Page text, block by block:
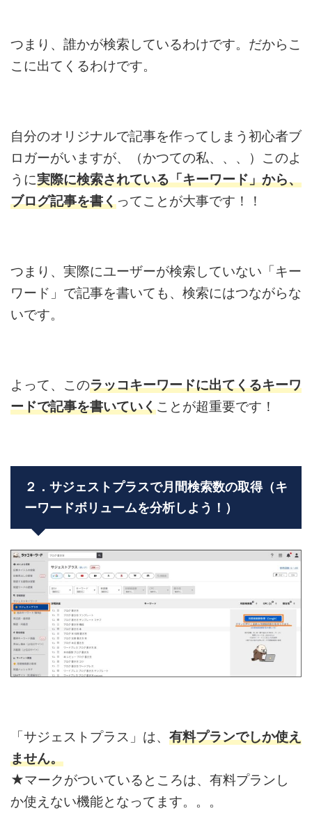
つまり、誰かが検索しているわけです。だからこ
こに出てくるわけです。
自分のオリジナルで記事を作ってしまう初心者ブ
ロガーがいますが、（かつての私、、、）このよ
うに実際に検索されている「キーワード」から、
ブログ記事を書くってことが大事です！！
つまり、実際にユーザーが検索していない「キー
ワード」で記事を書いても、検索にはつながらな
いです。
よって、このラッコキーワードに出てくるキーワ
ードで記事を書いていくことが超重要です！
２．サジェストプラスで月間検索数の取得（キ
ーワードボリュームを分析しよう！）
「サジェストプラス」は、 有料プランでしか使え
ません。
★マークがついているところは、有料プランし
か使えない機能となってます。。。